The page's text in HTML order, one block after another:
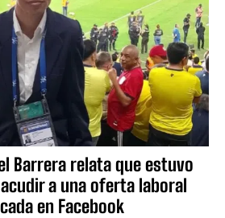
Barrera relata que estuvo
a una oferta laboral
en Facebook